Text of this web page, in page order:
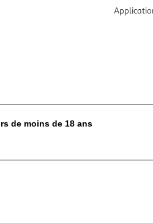
de moins de 18 ans